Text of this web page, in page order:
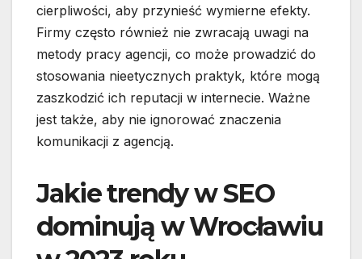
cierpliwości, aby przynieść wymierne efekty.
Firmy często również nie zwracają uwagi na
metody pracy agencji, co może prowadzić do
stosowania nieetycznych praktyk, które mogą
zaszkodzić ich reputacji w internecie. Ważne
jest także, aby nie ignorować znaczenia
komunikacji z agencją.
Jakie trendy w SEO
dominują w Wrocławiu